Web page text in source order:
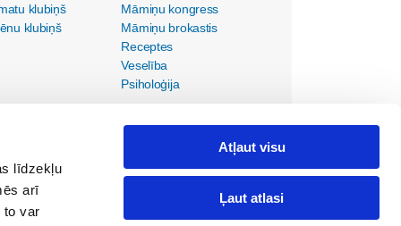
līdzekļu
arī
to var
Atļaut visu
Ļaut atlasi
klubiņš
klubiņš
Māmiņu kongress
Māmiņu brokastis
Receptes
Veselība
Psiholoģija